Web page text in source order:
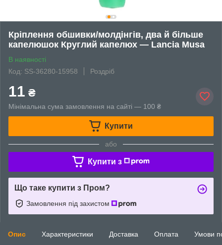
Кріплення обшивки/молдінгів, два й більше
капелюшок Круглий капелюх — Lancia Musa
В наявності
Код: SS-36280-15958
Роздріб
11 ₴
Мінімальна сума замовлення на сайті — 100 ₴
Купити
або
Купити з
Що таке купити з Пром?
Замовлення під захистом
Опис Характеристики Доставка Оплата Умови